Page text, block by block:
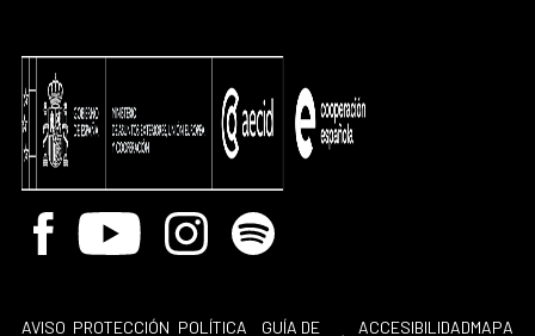
Facebook
Youtube InstagramSpotify
AVISO PROTECCIÓN POLÍTICA
GUÍA DE
ACCESIBILIDADMAPA